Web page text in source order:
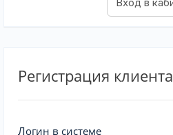
Регистрация клиента
Логин в системе